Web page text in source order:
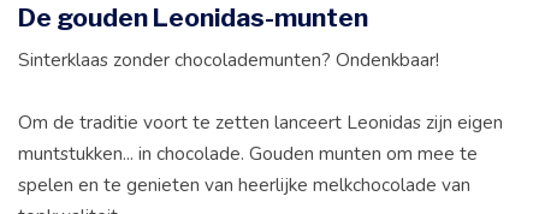
De gouden Leonidas-munten
Sinterklaas zonder chocolademunten? Ondenkbaar!
Om de traditie voort te zetten lanceert Leonidas zijn eigen
muntstukken... in chocolade. Gouden munten om mee te
spelen en te genieten van heerlijke melkchocolade van